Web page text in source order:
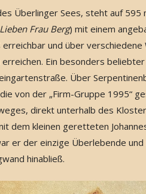
Überlinger Sees, steht auf 595
Frau Berg) mit einem
und über
Ein besonders
Über
von der „Firm-Gruppe 1995“
direkt unterhalb des
dem kleinen geretteten
er der einzige Überlebende und
hinabließ.